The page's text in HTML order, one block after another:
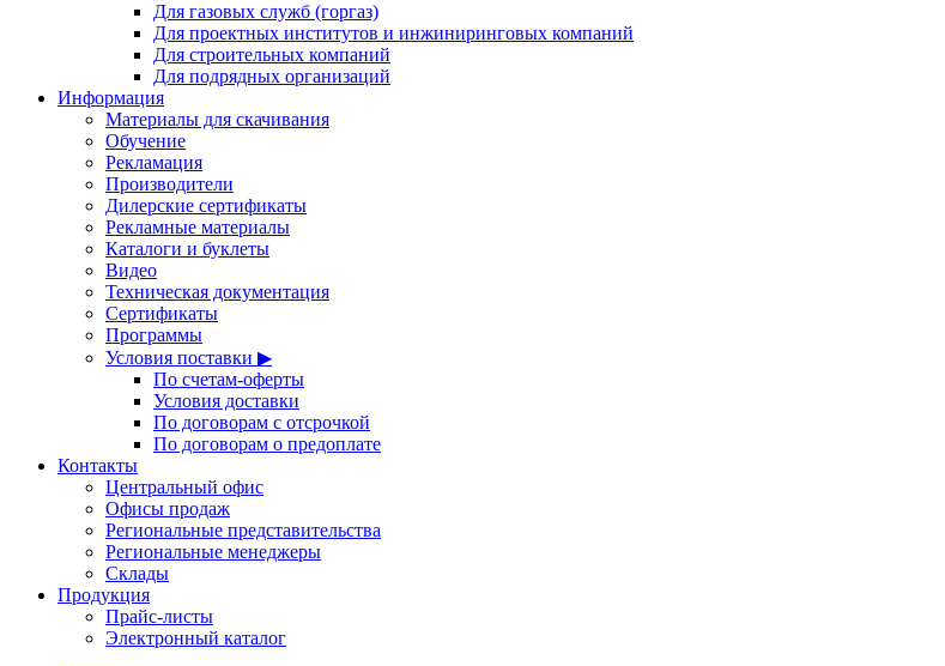
Для газовых служб (горгаз)
Для проектных институтов и инжиниринговых компаний
Для строительных компаний
Для подрядных организаций
Информация
Материалы для скачивания
Обучение
Рекламация
Производители
Дилерские сертификаты
Рекламные материалы
Каталоги и буклеты
Видео
Техническая документация
Сертификаты
Программы
Условия поставки ▶
По счетам-оферты
Условия доставки
По договорам с отсрочкой
По договорам о предоплате
Контакты
Центральный офис
Офисы продаж
Региональные представительства
Региональные менеджеры
Склады
Продукция
Прайс-листы
Электронный каталог